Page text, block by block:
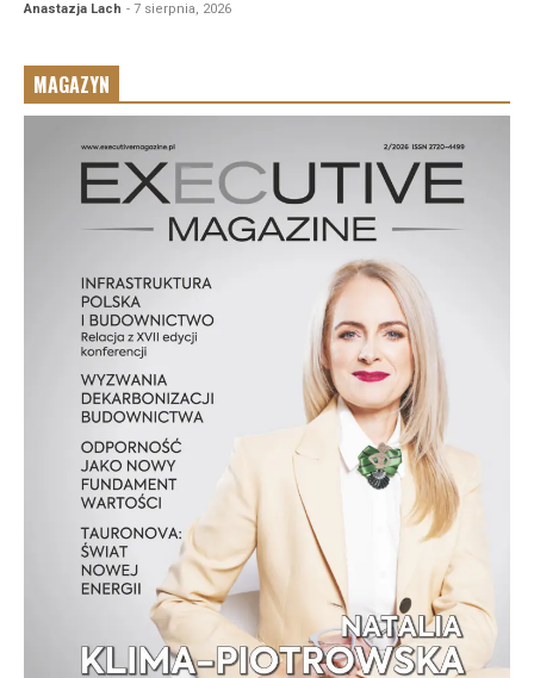
Anastazja Lach - 7 sierpnia, 2026
MAGAZYN